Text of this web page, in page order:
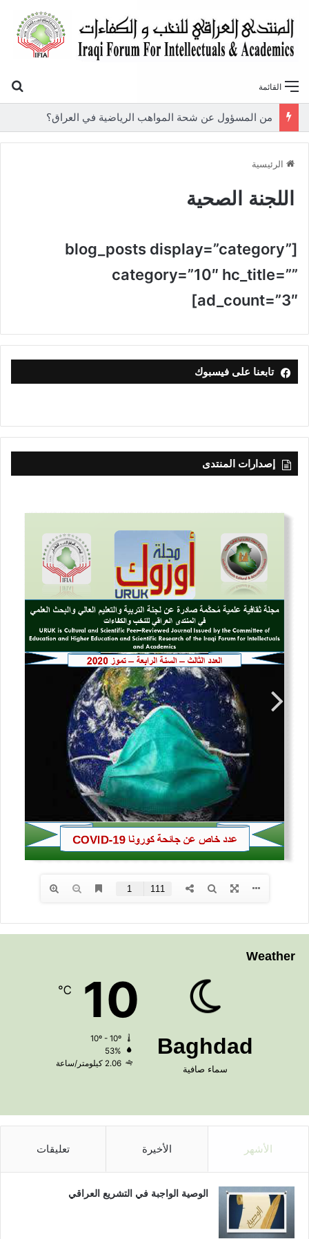
القائمة
من المسؤول عن شحة المواهب الرياضية في العراق؟
الرئيسية
اللجنة الصحية
[blog_posts display=”category”
category=”10″ hc_title=””
ad_count=”3″]
تابعنا على فيسبوك
إصدارات المنتدى
Weather
Baghdad
سماء صافية
10
℃
53%
2.06 كيلومتر/ساعة
الأشهر الأخيرة تعليقات
الوصية الواجبة في التشريع العراقي